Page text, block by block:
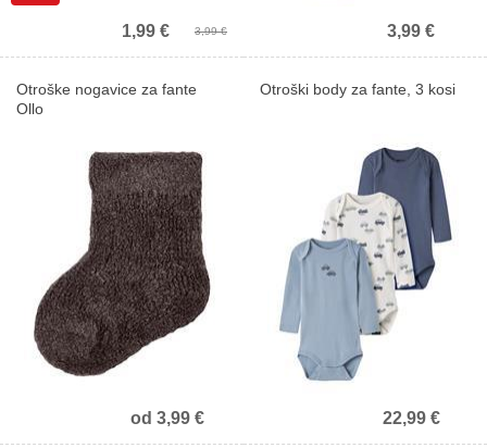
3,99 €
1,99 € 3,99 €
Otroške nogavice za fante
Ollo
od 3,99 €
Otroški body za fante, 3 kosi
22,99 €
Prejmite 10% popust!